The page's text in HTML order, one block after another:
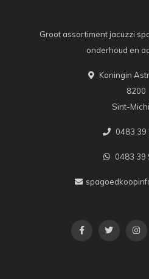
Groot assortiment jacuzzi
onderhoud en
Koningin
8200
Sint-
0483 39
0483 39